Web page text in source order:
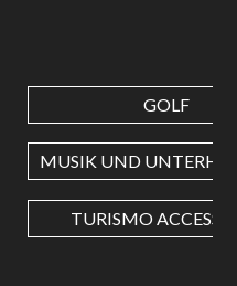
GOLF
MUSIK UND
TURISMO